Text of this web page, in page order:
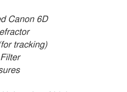
Canon 6D
tracking)